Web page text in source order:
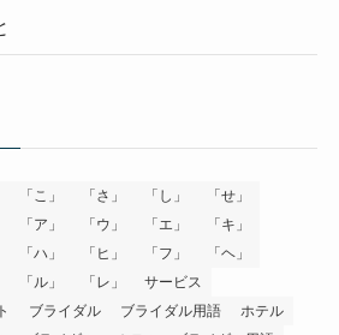
「こ」 「さ」 「し」
「せ」
「ア」 「ウ」 「エ」
「キ」
「ハ」 「ヒ」 「フ」
「ヘ」
「ル」 「レ」
サービス
ブライダル ブライダル用語
ホテル